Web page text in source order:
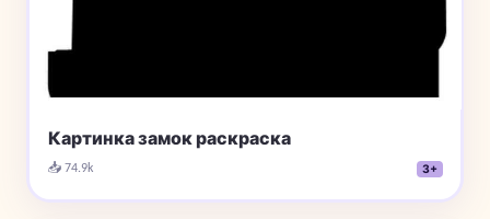
Картинка замок раскраска
📥 74.9k 3+